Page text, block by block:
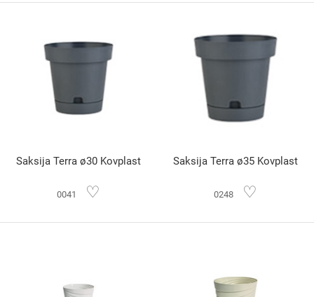
Saksija Terra ø30 Kovplast
0041 ♡
Saksija Terra ø35 Kovplast
0248 ♡